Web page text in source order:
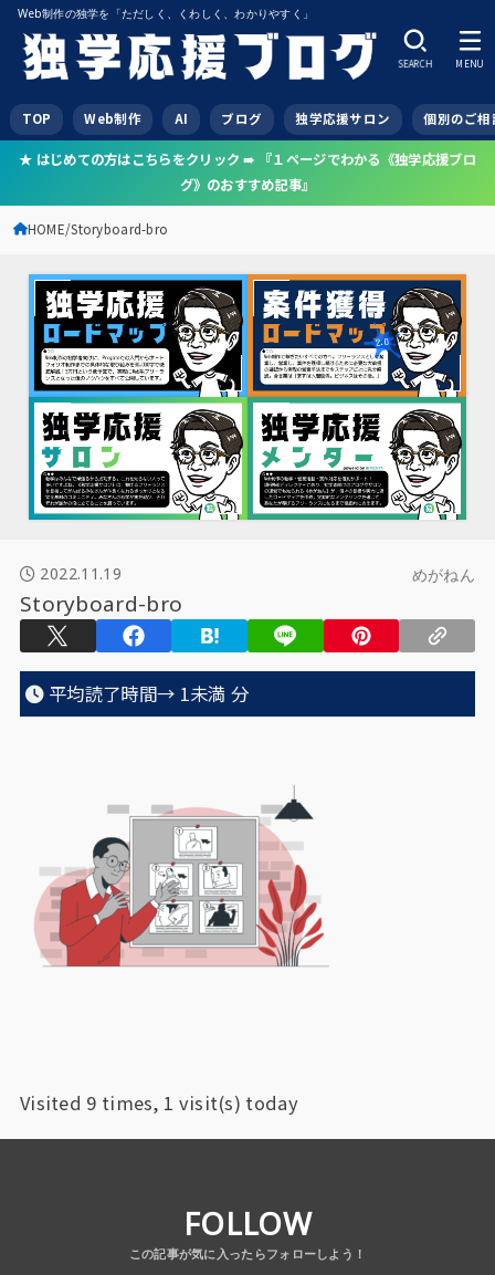
Web制作の独学を「ただしく、くわしく、わかりやすく」
TOP Web制作 AI ブログ 独学応援サロン 個別のご相
SEARCH MENU
★ はじめての方はこちらをクリック ➠ 『１ページでわかる《独学応援ブロ
グ》のおすすめ記事』
HOME Storyboard-bro
2022.11.19 めがねん
Storyboard-bro
平均読了時間→ 1未満 分
Visited 9 times, 1 visit(s) today
FOLLOW